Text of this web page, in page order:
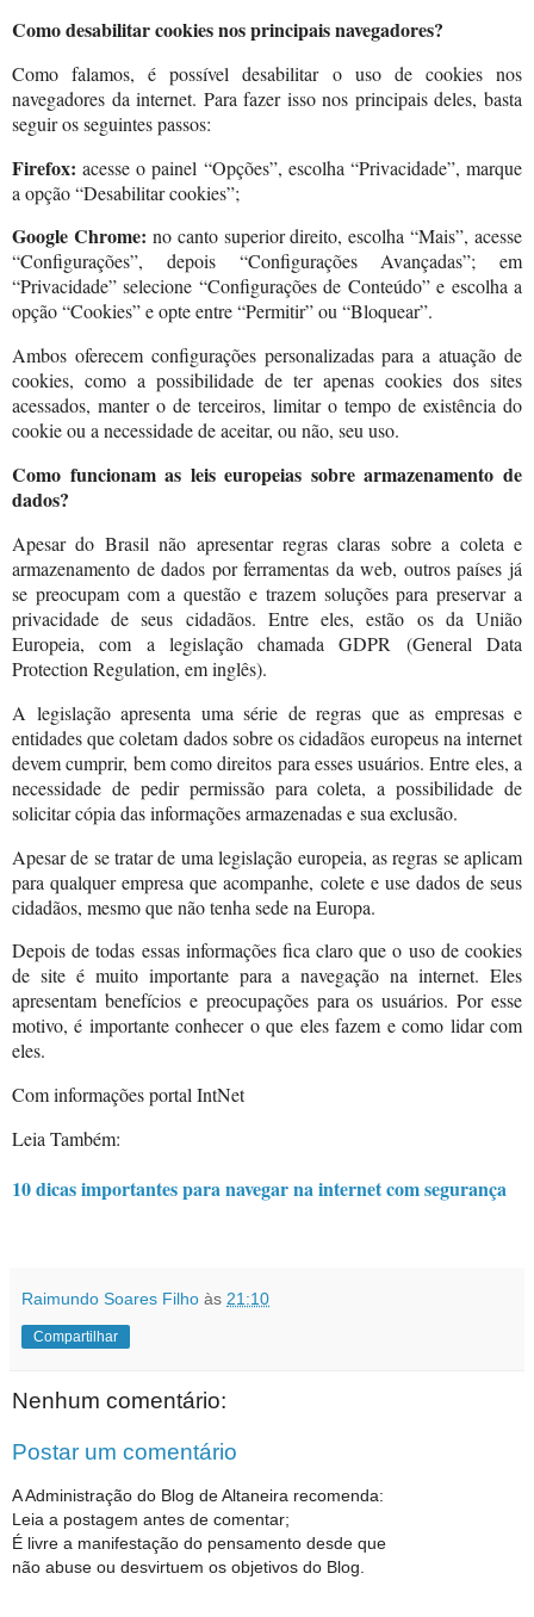
Como desabilitar cookies nos principais navegadores?
Como falamos, é possível desabilitar o uso de cookies nos
navegadores da internet. Para fazer isso nos principais deles, basta
seguir os seguintes passos:
Firefox:acesse o painel “Opções”, escolha “Privacidade”, marque
a opção “Desabilitar cookies”;
Google Chrome: no canto superior direito, escolha “Mais”, acesse
“Configurações”, depois “Configurações Avançadas”; em
“Privacidade” selecione “Configurações de Conteúdo” e escolha a
opção “Cookies” e opte entre “Permitir” ou “Bloquear”.
Ambos oferecem configurações personalizadas para a atuação de
cookies, como a possibilidade de ter apenas cookies dos sites
acessados, manter o de terceiros, limitar o tempo de existência do
cookie ou a necessidade de aceitar, ou não, seu uso.
Como funcionam as leis europeias sobre armazenamento de
dados?
Apesar do Brasil não apresentar regras claras sobre a coleta e
armazenamento de dados por ferramentas da web, outros países já
se preocupam com a questão e trazem soluções para preservar a
privacidade de seus cidadãos. Entre eles, estão os da União
Europeia, com a legislação chamada GDPR (General Data
Protection Regulation, em inglês).
A legislação apresenta uma série de regras que as empresas e
entidades que coletam dados sobre os cidadãos europeus na internet
devem cumprir, bem como direitos para esses usuários. Entre eles, a
necessidade de pedir permissão para coleta, a possibilidade de
solicitar cópia das informações armazenadas e sua exclusão.
Apesar de se tratar de uma legislação europeia, as regras se aplicam
para qualquer empresa que acompanhe, colete e use dados de seus
cidadãos, mesmo que não tenha sede na Europa.
Depois de todas essas informações fica claro que o uso de cookies
de site é muito importante para a navegação na internet. Eles
apresentam benefícios e preocupações para os usuários. Por esse
motivo, é importante conhecer o que eles fazem e como lidar com
eles.
Com informações portal IntNet
Leia Também:
10 dicas importantes para navegar na internet com segurança
Raimundo Soares Filho às 21:10
Compartilhar
Nenhum comentário:
Postar um comentário
A Administração do Blog de Altaneira recomenda:
Leia a postagem antes de comentar;
É livre a manifestação do pensamento desde que
não abuse ou desvirtuem os objetivos do Blog.